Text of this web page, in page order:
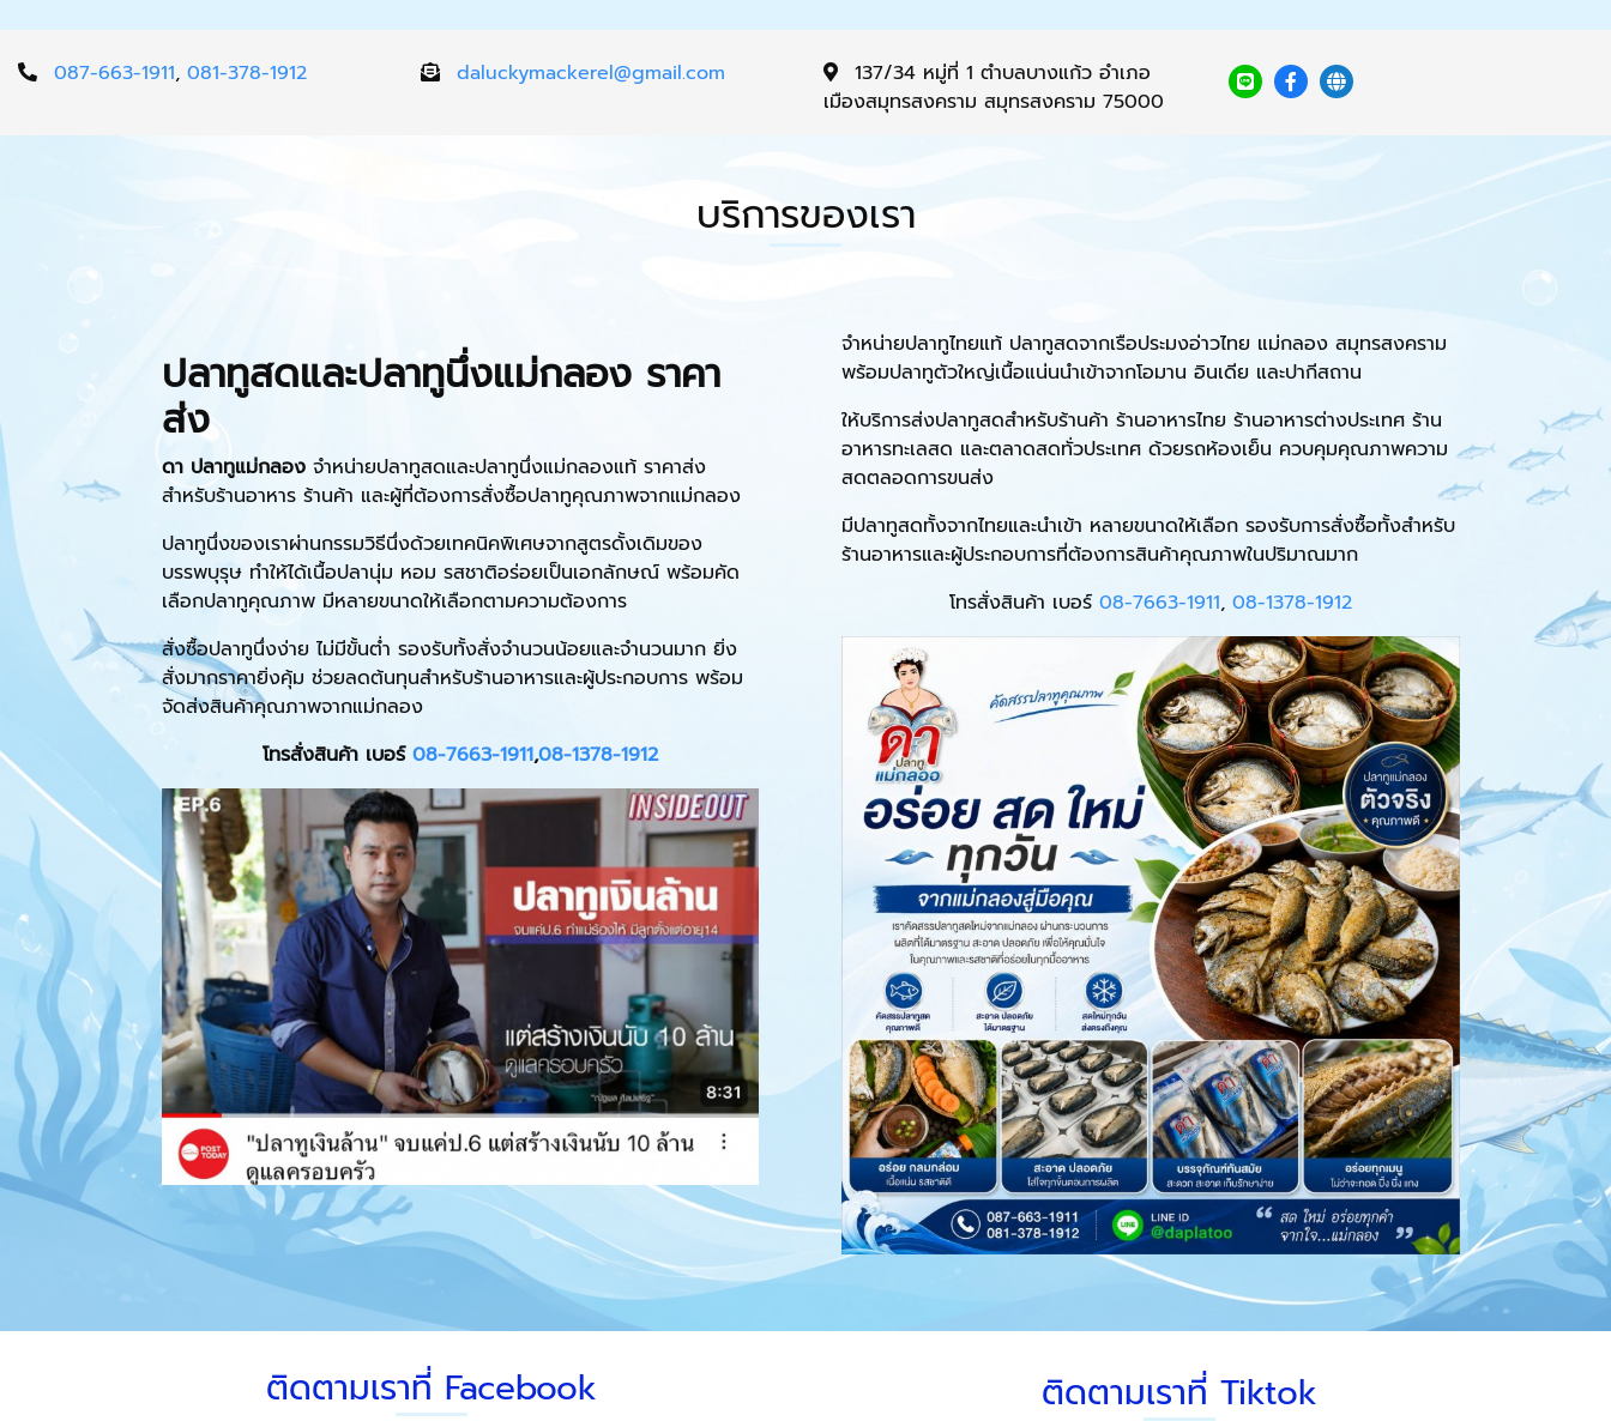
087-663-1911, 081-378-1912 daluckymackerel@gmail.com
137/34 หมู่ที่ 1 ตำบลบางแก้ว อำเภอ
เมืองสมุทรสงคราม สมุทรสงคราม 75000
บริการของเรา
ปลาทูสดและปลาทูนึ่งแม่กลอง ราคา
ส่ง
ดา ปลาทูแม่กลอง จำหน่ายปลาทูสดและปลาทูนึ่งแม่กลองแท้ ราคาส่ง
สำหรับร้านอาหาร ร้านค้า และผู้ที่ต้องการสั่งซื้อปลาทูคุณภาพจากแม่กลอง
ปลาทูนึ่งของเราผ่านกรรมวิธีนึ่งด้วยเทคนิคพิเศษจากสูตรดั้งเดิมของ
บรรพบุรุษ ทำให้ได้เนื้อปลานุ่ม หอม รสชาติอร่อยเป็นเอกลักษณ์ พร้อมคัด
เลือกปลาทูคุณภาพ มีหลายขนาดให้เลือกตามความต้องการ
สั่งซื้อปลาทูนึ่งง่าย ไม่มีขั้นต่ำ รองรับทั้งสั่งจำนวนน้อยและจำนวนมาก ยิ่ง
สั่งมากราคายิ่งคุ้ม ช่วยลดต้นทุนสำหรับร้านอาหารและผู้ประกอบการ พร้อม
จัดส่งสินค้าคุณภาพจากแม่กลอง
โทรสั่งสินค้า เบอร์ 08-7663-1911,08-1378-1912
จำหน่ายปลาทูไทยแท้ ปลาทูสดจากเรือประมงอ่าวไทย แม่กลอง สมุทรสงคราม
พร้อมปลาทูตัวใหญ่เนื้อแน่นนำเข้าจากโอมาน อินเดีย และปากีสถาน
ให้บริการส่งปลาทูสดสำหรับร้านค้า ร้านอาหารไทย ร้านอาหารต่างประเทศ ร้าน
อาหารทะเลสด และตลาดสดทั่วประเทศ ด้วยรถห้องเย็น ควบคุมคุณภาพความ
สดตลอดการขนส่ง
มีปลาทูสดทั้งจากไทยและนำเข้า หลายขนาดให้เลือก รองรับการสั่งซื้อทั้งสำหรับ
ร้านอาหารและผู้ประกอบการที่ต้องการสินค้าคุณภาพในปริมาณมาก
โทรสั่งสินค้า เบอร์ 08-7663-1911, 08-1378-1912
ติดตามเราที่ Facebook ติดตามเราที่ Tiktok